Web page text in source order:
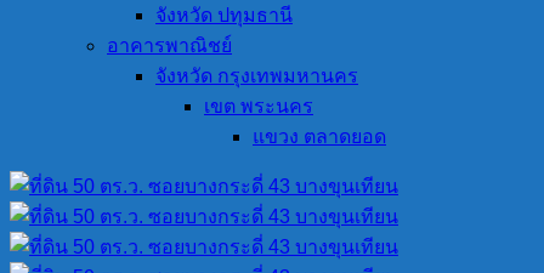
จังหวัด ปทุมธานี
อาคารพาณิชย์
จังหวัด กรุงเทพมหานคร
เขต พระนคร
แขวง ตลาดยอด